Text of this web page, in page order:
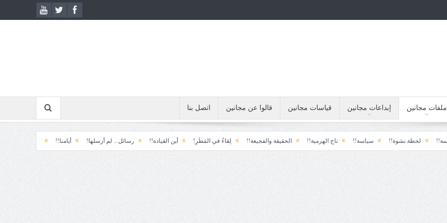
ملفات مجانين إبداعات مجانين قياسات مجانين قالوا عن مجانين اتصل بنا
لحظة نشوة!! سياسة!! تاج الهرمية!! الحقيقة والفجيعة!! لِقاءُ في المَطَرِ! أين القيادة!! رسائل... لم أرسلها! أيامنا!! خيبة الأمل.... الأولى!